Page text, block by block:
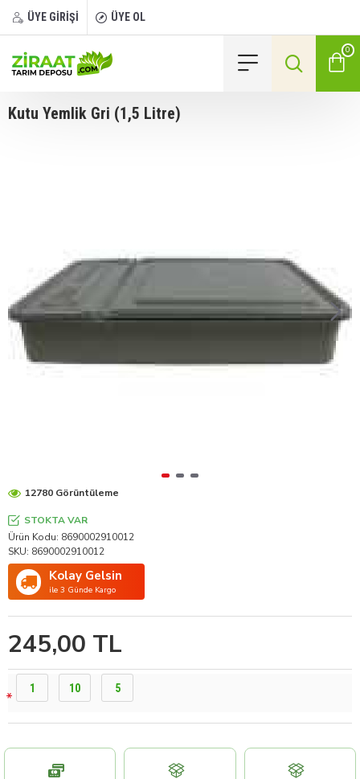
ÜYE GİRİŞİ ÜYE OL
0
Kutu Yemlik Gri (1,5 Litre)
245,00 TL
STOKTA VAR
Ürün Kodu: 8690002910012
SKU: 8690002910012
Kolay Gelsin
ile 3 Günde Kargo
12780 Görüntüleme
1 10 5